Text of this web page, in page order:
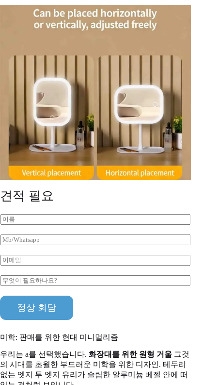
견적 필요
이
름
*
M
b
/
W
a
t
s
p
이
메
일
*
*
고
*
무
엇
이
요
나
요
?
*
정상 회담
미학: 판매를 위한 현대 미니멀리즘
우리는 a를 선택했습니다. 화장대를 위한 원형 거울 그것
의 시대를 초월한 부드러운 미학을 위한 디자인. 테두리
없는 엣지 투 엣지 유리가 슬림한 알루미늄 베젤 안에 떠